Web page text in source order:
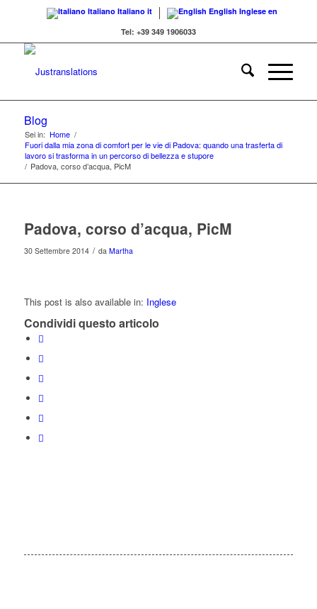
Italiano Italiano it English Inglese en
Tel: +39 349 1906033
Blog
Sei in: Home /
Fuori dalla mia zona di comfort per le vie di Padova: quando una trasferta di
lavoro si trasforma in un percorso di bellezza e stupore
/ Padova, corso d’acqua, PicM
Padova, corso d’acqua, PicM
30 Settembre 2014 / da Martha
This post is also available in: Inglese
Condividi questo articolo